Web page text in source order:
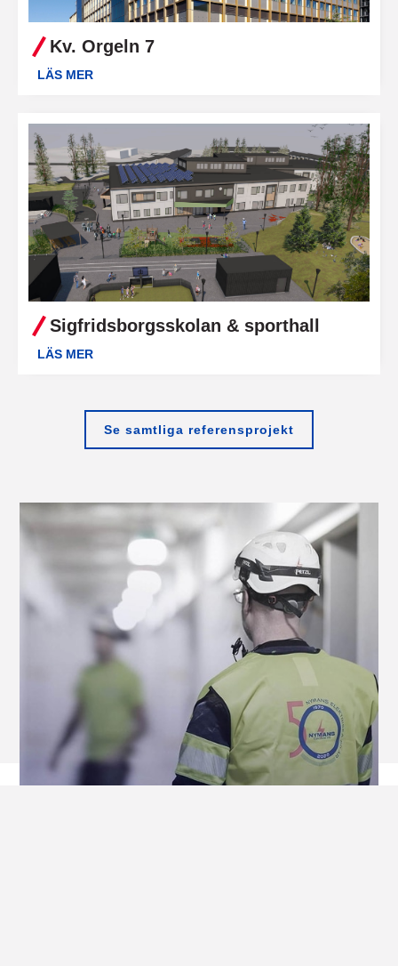
Kv. Orgeln 7
LÄS MER
Sigfridsborgsskolan & sporthall
LÄS MER
Se samtliga referensprojekt